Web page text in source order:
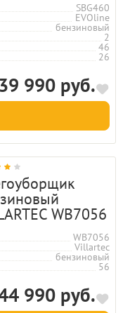
SBG460
EVOline
бензиновый
2
46
26
39 990 руб.
WB7056
WB7056
Villartec
бензиновый
56
990 руб.